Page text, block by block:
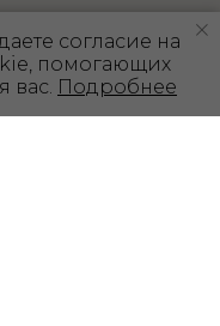
согласие на
помогающих
вас. Подробнее